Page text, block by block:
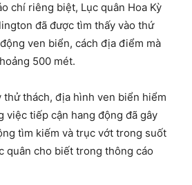
chí riêng biệt, Lục quân Hoa Kỳ
đã được tìm thấy vào thứ
ven biển, cách địa điểm mà
500 mét.
thử thách, địa hình ven biển hiểm
việc tiếp cận hang động đã gây
tìm kiếm và trục vớt trong suốt
quân cho biết trong thông cáo